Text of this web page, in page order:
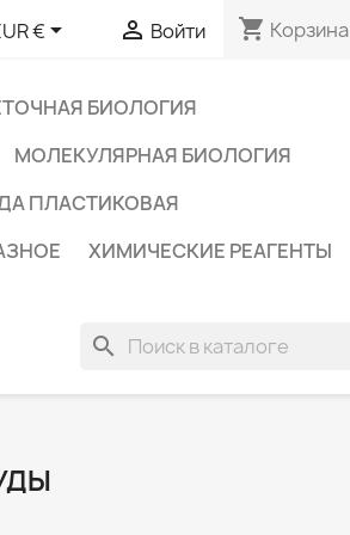
€  Войти shopping_cart Корзина
БИОЛОГИЯ
МОЛЕКУЛЯРНАЯ БИОЛОГИЯ
ПЛАСТИКОВАЯ
ХИМИЧЕСКИЕ РЕАГЕНТЫ
search